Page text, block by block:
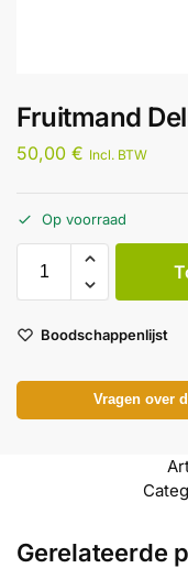
Fruitmand
50,00 € Incl. BTW
Op voorraad
Boodschappenlijst
Vragen over
Gerelateerde